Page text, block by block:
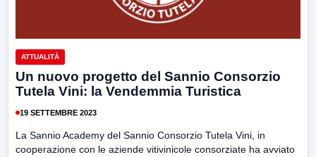
ATTUALITÀ
Un nuovo progetto del Sannio Consorzio
Tutela Vini: la Vendemmia Turistica
19 SETTEMBRE 2023
La Sannio Academy del Sannio Consorzio Tutela Vini, in
cooperazione con le aziende vitivinicole consorziate ha avviato